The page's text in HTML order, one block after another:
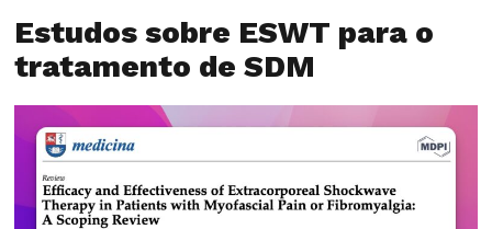
Estudos sobre ESWT para o
tratamento de SDM